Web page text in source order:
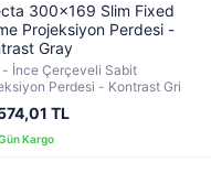
300x169 Slim Fixed
Projeksiyon Perdesi -
Gray
- İnce Çerçeveli Sabit
Perdesi - Kontrast Gri
TL